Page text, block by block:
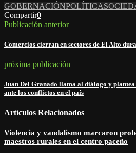
GOBERNACIÓNPOLÍTICA
Compartir0
Publicación anterior
Comercios cierran en sectores de El Alto
próxima publicación
Juan Del Granado llama al diálogo y
ante los conflictos en el país
Artículos Relacionados
Violencia y vandalismo marcaron
maestros rurales en el centro paceño